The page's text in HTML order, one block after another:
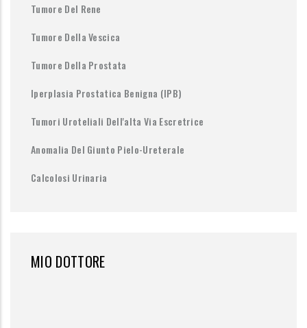
Tumore Del Rene
Tumore Della Vescica
Tumore Della Prostata
Iperplasia Prostatica Benigna (IPB)
Tumori Uroteliali Dell'alta Via Escretrice
Anomalia Del Giunto Pielo-Ureterale
Calcolosi Urinaria
MIO DOTTORE